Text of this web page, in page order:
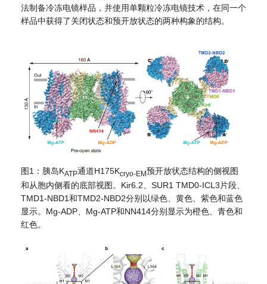
法制备冷冻电镜样品，并使用单颗粒冷冻电镜技术，在同一个
样品中获得了关闭状态和预开放状态的两种构象的结构。
图1：胰岛KATP通道H175Kcryo-EM预开放状态结构的侧视图
和从胞内侧看的底部视图。Kir6.2、SUR1 TMD0-ICL3片段、
TMD1-NBD1和TMD2-NBD2分别以绿色、黄色、紫色和蓝色
显示。Mg-ADP、Mg-ATP和NN414分别显示为橙色、青色和
红色。